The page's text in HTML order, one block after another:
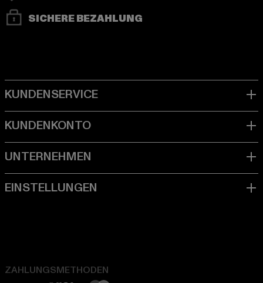
SICHERE BEZAHLUNG
ZAHLUNGSMETHODEN